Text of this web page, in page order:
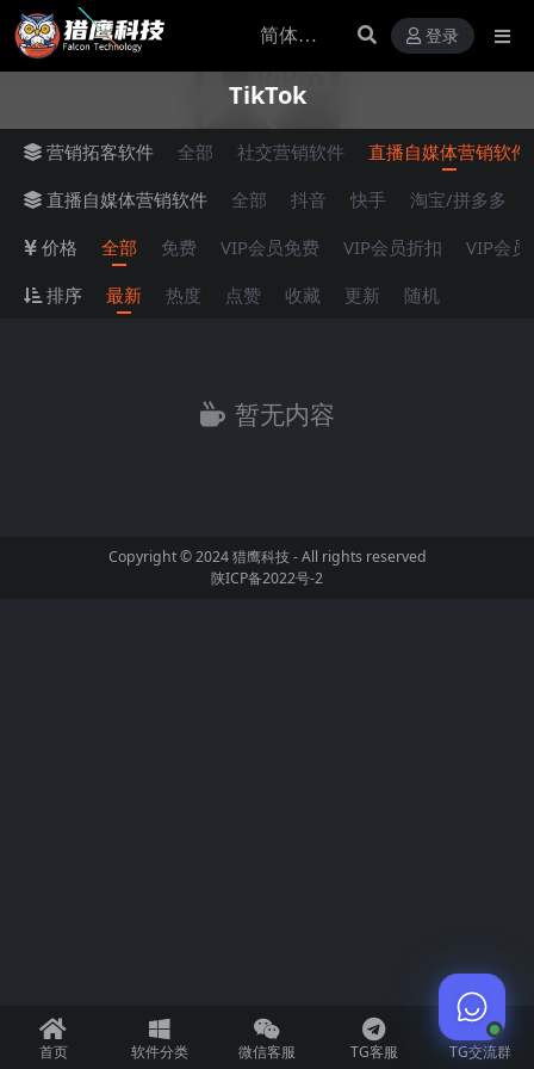
登录
TikTok
营销拓客软件 全部 社交营销软件
直播自媒体营销软件
直播自媒体营销软件
全部 抖音 快手 淘宝/拼多多
价格
全部 免费 VIP会员免费 VIP会员折扣
VIP会
排序
最新 热度 点赞 收藏 更新 随机
暂无内容
Copyright © 2024猎鹰科技- All rights reserved
陕ICP备2022号-2
首页 软件分类 微信客服 TG客服 TG交流群